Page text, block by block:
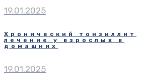
19.01.2025
Хронический тонзиллит
лечение у взрослых в
домашних
19.01.2025